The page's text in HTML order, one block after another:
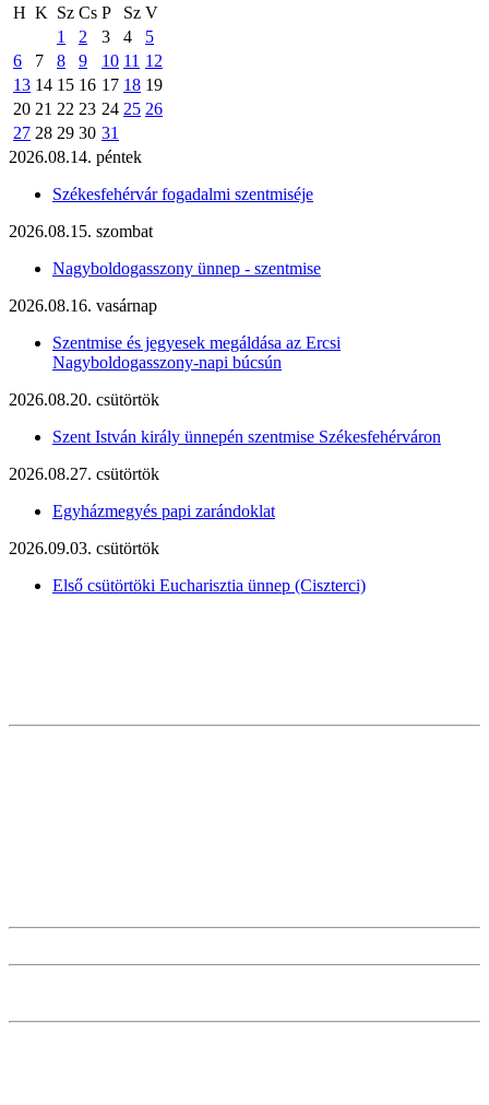
H K Sz Cs P Sz V
1
2 3 4
5
6
7 8 9 10 11 12
13 14 15 16 17 18 19
20 21 22 23 24 25 26
27 28 29 30 31
2026.08.14. péntek
Székesfehérvár fogadalmi szentmiséje
2026.08.15. szombat
Nagyboldogasszony ünnep - szentmise
2026.08.16. vasárnap
Szentmise és jegyesek megáldása az Ercsi
Nagyboldogasszony-napi búcsún
2026.08.20. csütörtök
Szent István király ünnepén szentmise Székesfehérváron
2026.08.27. csütörtök
Egyházmegyés papi zarándoklat
2026.09.03. csütörtök
Első csütörtöki Eucharisztia ünnep (Ciszterci)